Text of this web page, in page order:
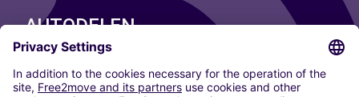
AUTODELEN
ONZE STEDEN
Paris
Madrid